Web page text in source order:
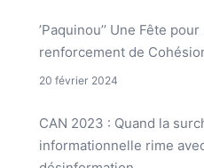
’Paquinou’’ Une Fête pour
renforcement de
20 février 2024
CAN 2023 : Quand la
informationnelle rime